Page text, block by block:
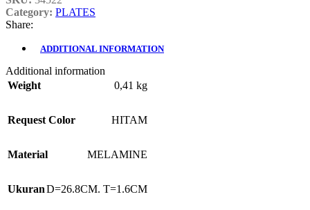
Category: PLATES
Share:
ADDITIONAL INFORMATION
Additional information
Weight
0,41 kg
Request Color HITAM
Material MELAMINE
UkuranD=26.8CM. T=1.6CM